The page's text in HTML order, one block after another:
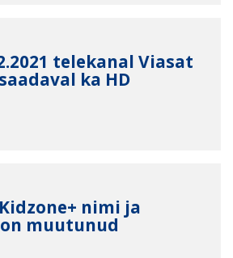
telekanal Viasat
ka HD
nimi ja
muutunud